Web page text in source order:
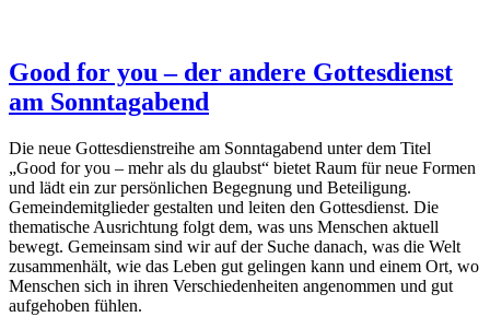
Good for you – der andere Gottesdienst
am Sonntagabend
Die neue Gottesdienstreihe am Sonntagabend unter dem Titel
„Good for you – mehr als du glaubst“ bietet Raum für neue Formen
und lädt ein zur persönlichen Begegnung und Beteiligung.
Gemeindemitglieder gestalten und leiten den Gottesdienst. Die
thematische Ausrichtung folgt dem, was uns Menschen aktuell
bewegt. Gemeinsam sind wir auf der Suche danach, was die Welt
zusammenhält, wie das Leben gut gelingen kann und einem Ort, wo
Menschen sich in ihren Verschiedenheiten angenommen und gut
aufgehoben fühlen.